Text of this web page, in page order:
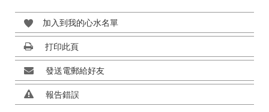
加入到我的心水名單
打印此頁
發送電郵給好友
報告錯誤